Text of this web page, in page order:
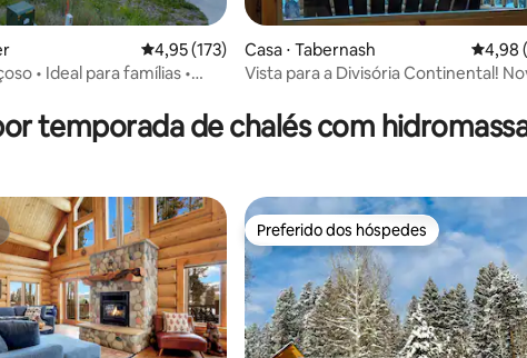
de 5, 240 avaliações
4,95 de uma avaliação média de 5, 173 avaliações
4,95 (173)
• Ideal para famílias •
Casa ⋅ Tabernash 4,98
4,98
Vista para a Divisória Continental!
hidromassagem!
temporada de chalés com
Preferido dos hóspedes
Preferido dos hóspedes